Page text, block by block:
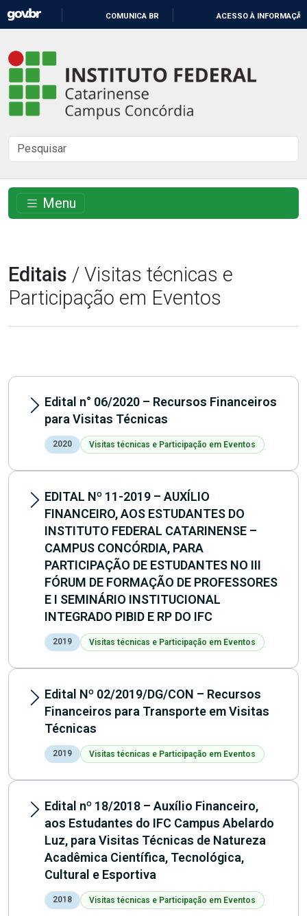
CONTEÚDO
COMUNICA BR ACESSO À INFORMAÇÃO
Instituto
Federal
Catarinense
-
Campus
Concórdia
Buscar
no
site
Menu
Editais / Visitas técnicas e
Participação em Eventos
Edital n° 06/2020 – Recursos Financeiros
para Visitas Técnicas
2020 Visitas técnicas e Participação em Eventos
EDITAL Nº 11-2019 – AUXÍLIO
FINANCEIRO, AOS ESTUDANTES DO
INSTITUTO FEDERAL CATARINENSE –
CAMPUS CONCÓRDIA, PARA
PARTICIPAÇÃO DE ESTUDANTES NO III
FÓRUM DE FORMAÇÃO DE PROFESSORES
E I SEMINÁRIO INSTITUCIONAL
INTEGRADO PIBID E RP DO IFC
2019 Visitas técnicas e Participação em Eventos
Edital Nº 02/2019/DG/CON – Recursos
Financeiros para Transporte em Visitas
Técnicas
2019 Visitas técnicas e Participação em Eventos
Edital nº 18/2018 – Auxílio Financeiro,
aos Estudantes do IFC Campus Abelardo
Luz, para Visitas Técnicas de Natureza
Acadêmica Científica, Tecnológica,
Cultural e Esportiva
2018 Visitas técnicas e Participação em Eventos